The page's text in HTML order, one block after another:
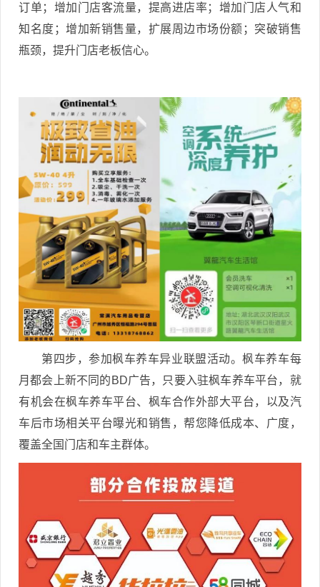
订单；增加门店客流量，提高进店率；增加门店人气和
知名度；增加新销售量，扩展周边市场份额；突破销售
瓶颈，提升门店老板信心。
第四步，参加枫车养车异业联盟活动。枫车养车每
月都会上新不同的BD广告，只要入驻枫车养车平台，就
有机会在枫车养车平台、枫车合作外部大平台，以及汽
车后市场相关平台曝光和销售，帮您降低成本、广度，
覆盖全国门店和车主群体。